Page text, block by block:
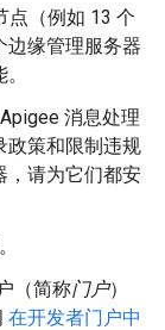
点（例如 13 个
边缘管理服务器
消息处理
政策和限制违规
，请为它们都安
（简称门户）
在开发者门户中